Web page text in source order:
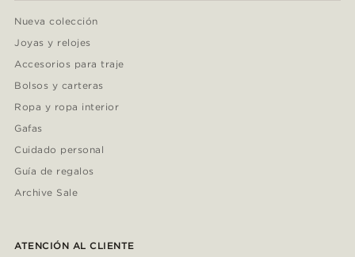
Nueva colección
Joyas y relojes
Accesorios para traje
Bolsos y carteras
Ropa y ropa interior
Gafas
Cuidado personal
Guía de regalos
Archive Sale
ATENCIÓN AL CLIENTE